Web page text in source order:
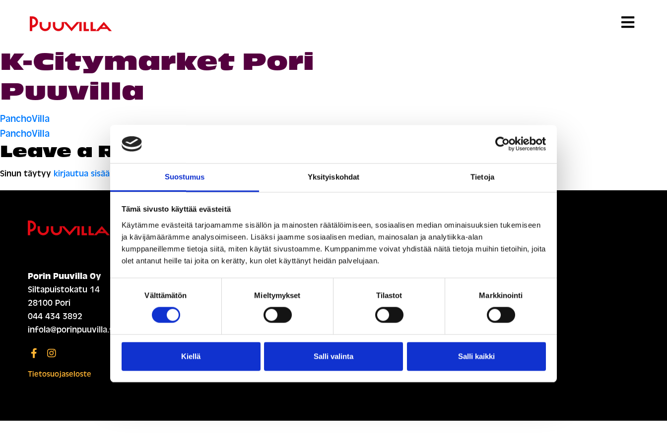
Suostumus Yksityiskohdat Tietoja
Tämä sivusto käyttää evästeitä
Käytämme evästeitä tarjoamamme sisällön ja mainosten räätälöimiseen, sosiaalisen median ominaisuuksien tukemiseen
ja kävijämäärämme analysoimiseen. Lisäksi jaamme sosiaalisen median, mainosalan ja analytiikka-alan
kumppaneillemme tietoja siitä, miten käytät sivustoamme. Kumppanimme voivat yhdistää näitä tietoja muihin tietoihin, joita
olet antanut heille tai joita on kerätty, kun olet käyttänyt heidän palvelujaan.
Välttämätön Mieltymykset Tilastot Markkinointi
Kiellä Salli valinta Salli kaikki
K-Citymarket Pori
Puuvilla
Artikkelien
selaus
PanchoVilla
PanchoVilla
Leave a Reply
Sinun täytyy kirjautua sisään kommentoidaksesi.
Ihmisiä, iloa ja ihmeteltävää
Porin Puuvilla Oy
Siltapuistokatu 14
28100 Pori
044 434 3892
infola@porinpuuvilla.fi
Tietosuojaseloste
ETUSIVU (ENGLISH)